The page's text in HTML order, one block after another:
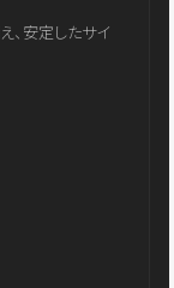
、安定したサイ